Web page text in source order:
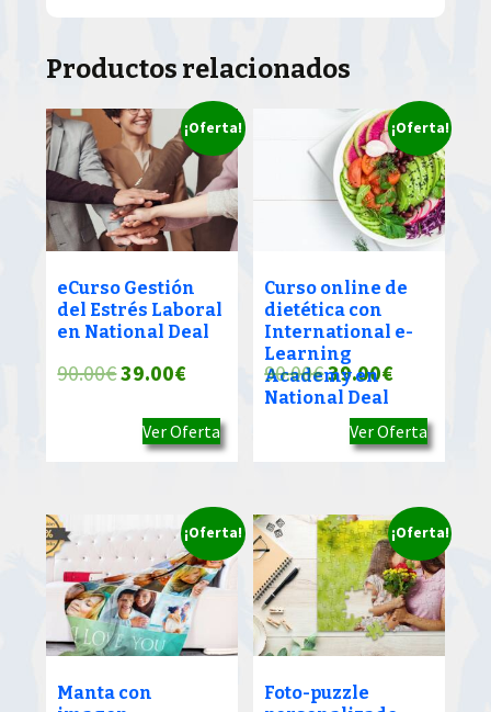
Productos relacionados
¡Oferta!
eCurso Gestión
del Estrés Laboral
en National Deal
90.00€El
original
39.00€El
actual
39.00€.
Ver Oferta
¡Oferta!
Curso online de
dietética con
International e-
Learning
Academy en
National Deal
90.00€El
precio
original
39.00€El
actual
39.00€.
Ver Oferta
¡Oferta!
Manta con
¡Oferta!
Foto-puzzle